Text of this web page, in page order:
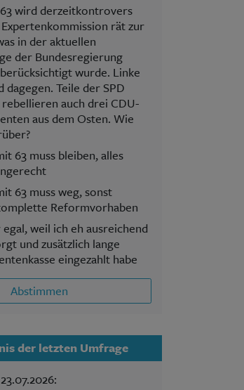
wird derzeitkontrovers
rät zur
in der aktuellen
der Bundesregierung
wurde. Linke
dagegen. Teile der SPD
auch drei CDU-
aus dem Osten. Wie
63 muss bleiben, alles
63 muss weg, sonst
Reformvorhaben
weil ich eh ausreichend
und zusätzlich lange
eingezahlt habe
Abstimmen
der letzten Umfrage